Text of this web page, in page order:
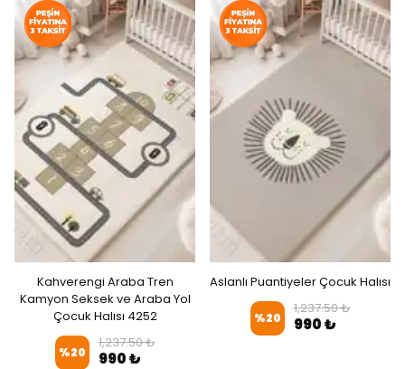
Kahverengi Araba Tren
Kamyon Seksek ve Araba Yol
Çocuk Halısı 4252
%20
1,237.50 ₺
990 ₺
Aslanlı Puantiyeler Çocuk Halısı
%20
1,237.50 ₺
990 ₺